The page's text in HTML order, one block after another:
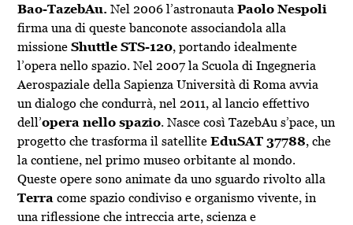
Bao-TazebAu.Nel 2006 l’astronautaPaolo Nespoli
firma una di queste banconote associandola alla
missioneShuttle STS-120, portando idealmente
l’opera nello spazio. Nel 2007 la Scuola di Ingegneria
Aerospaziale della Sapienza Università di Roma avvia
un dialogo che condurrà, nel 2011, al lancio effettivo
dell’opera nello spazio. Nasce così TazebAu s’pace, un
progetto che trasforma il satelliteEduSAT 37788, che
la contiene, nel primo museo orbitante al mondo.
Queste opere sono animate da uno sguardo rivolto alla
Terra come spazio condiviso e organismo vivente, in
una riflessione che intreccia arte, scienza e